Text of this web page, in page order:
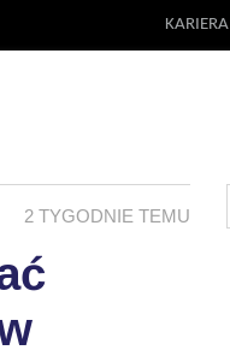
KARIERA
2 TYGODNIE TEMU